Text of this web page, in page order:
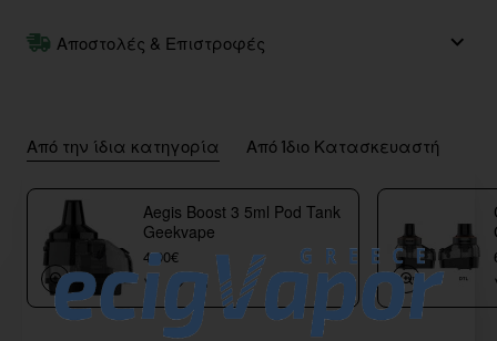
Αποστολές & Επιστροφές
Από την ίδια κατηγορία Από Ίδιο Κατασκευαστή
Aegis Boost 3 5ml Pod Tank
Geekvape
4,00€